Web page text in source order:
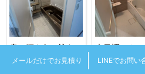
肩と腰を包み込む
まろやかな水流、
木目調アク
が映える、
メールだけでお見積り LINEでお問い